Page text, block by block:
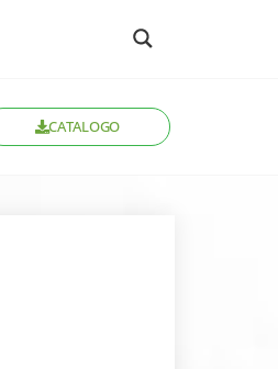
CATALOGO